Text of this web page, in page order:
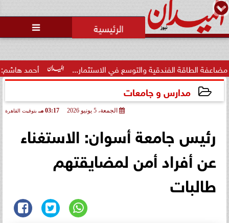

أحمد هاشم: الإعلام الفندقية والتوسع في الاستثمار...
مدارس و جامعات
الجمعة، 5 يونيو 2026 03:17 مـ بتوقيت القاهرة
رئيس جامعة أسوان: الاستغناء
عن أفراد أمن لمضايقتهم
طالبات